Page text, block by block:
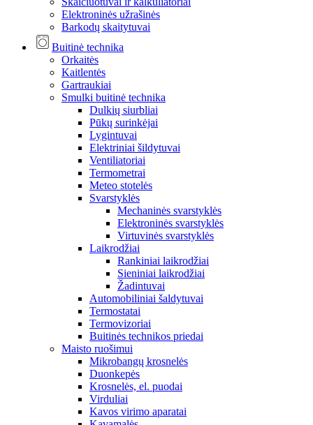
Elektroninės užrašinės
Barkodų skaitytuvai
Buitinė technika
Orkaitės
Kaitlentės
Gartraukiai
Smulki buitinė technika
Dulkių siurbliai
Pūkų surinkėjai
Lygintuvai
Elektriniai šildytuvai
Ventiliatoriai
Termometrai
Meteo stotelės
Svarstyklės
Mechaninės svarstyklės
Elektroninės svarstyklės
Virtuvinės svarstyklės
Laikrodžiai
Rankiniai laikrodžiai
Sieniniai laikrodžiai
Žadintuvai
Automobiliniai šaldytuvai
Termostatai
Termovizoriai
Buitinės technikos priedai
Maisto ruošimui
Mikrobangų krosnelės
Duonkepės
Krosnelės, el. puodai
Virduliai
Kavos virimo aparatai